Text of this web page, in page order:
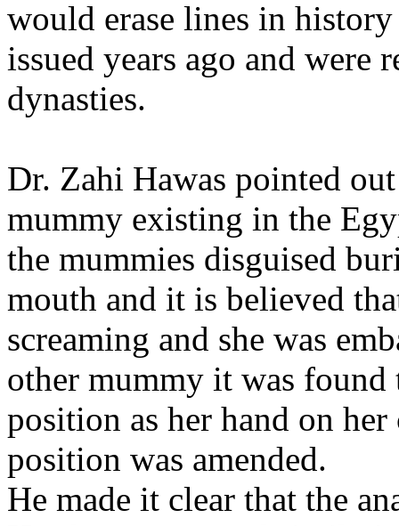
would erase lines in
issued years ago and were
dynasties.
Dr. Zahi Hawas pointed
mummy existing in the
the mummies disguised
mouth and it is believed
screaming and she was
other mummy it was
position as her hand on
position was amended.
He made it clear that the